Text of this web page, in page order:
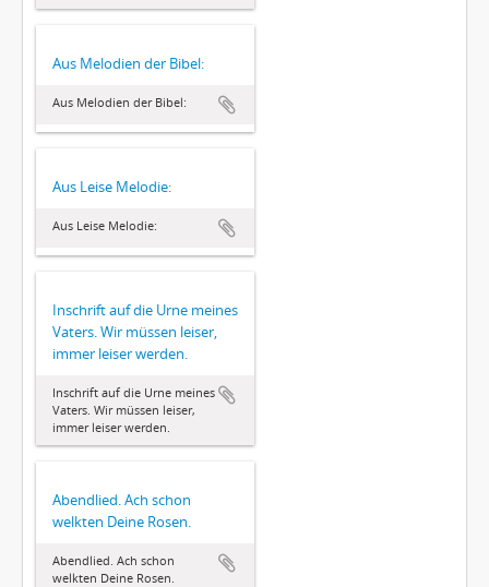
Aus Melodien der Bibel:
Aus Melodien der Bibel:
Aus Leise Melodie:
Aus Leise Melodie:
Inschrift auf die Urne meines
Vaters. Wir müssen leiser,
immer leiser werden.
Inschrift auf die Urne meines
Vaters. Wir müssen leiser,
immer leiser werden.
Abendlied. Ach schon
welkten Deine Rosen.
Abendlied. Ach schon
welkten Deine Rosen.